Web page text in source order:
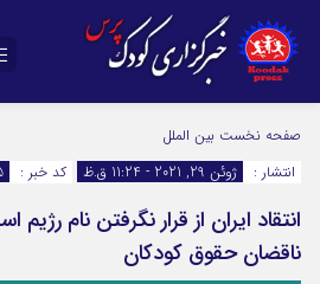
صفحه نخست بین الملل
انتشار :
ژوئن 29, 2021 - 11:24 ق.ظ کد خبر :
انتقاد ایران از قرار نگرفتن نام
ناقضان حقوق کودکان